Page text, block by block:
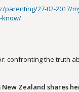
parenting/27-02-2017/
know/
confronting the truth
Zealand shares